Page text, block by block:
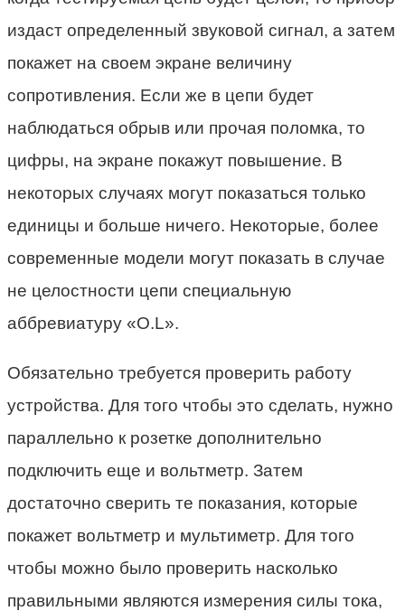
издаст определенный звуковой сигнал, а затем
покажет на своем экране величину
сопротивления. Если же в цепи будет
наблюдаться обрыв или прочая поломка, то
цифры, на экране покажут повышение. В
некоторых случаях могут показаться только
единицы и больше ничего. Некоторые, более
современные модели могут показать в случае
не целостности цепи специальную
аббревиатуру «O.L».
Обязательно требуется проверить работу
устройства. Для того чтобы это сделать, нужно
параллельно к розетке дополнительно
подключить еще и вольтметр. Затем
достаточно сверить те показания, которые
покажет вольтметр и мультиметр. Для того
чтобы можно было проверить насколько
правильными являются измерения силы тока,